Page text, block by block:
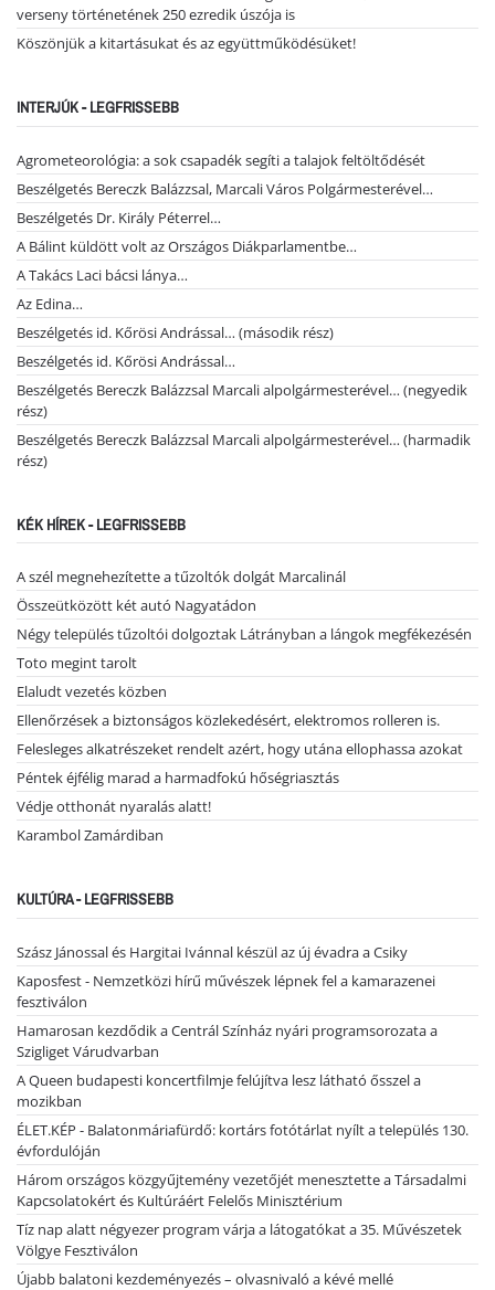
verseny történetének 250 ezredik úszója is
Köszönjük a kitartásukat és az együttműködésüket!
INTERJÚK - LEGFRISSEBB
Agrometeorológia: a sok csapadék segíti a talajok feltöltődését
Beszélgetés Bereczk Balázzsal, Marcali Város Polgármesterével…
Beszélgetés Dr. Király Péterrel…
A Bálint küldött volt az Országos Diákparlamentbe…
A Takács Laci bácsi lánya…
Az Edina…
Beszélgetés id. Kőrösi Andrással… (második rész)
Beszélgetés id. Kőrösi Andrással…
Beszélgetés Bereczk Balázzsal Marcali alpolgármesterével… (negyedik
rész)
Beszélgetés Bereczk Balázzsal Marcali alpolgármesterével… (harmadik
rész)
KÉK HÍREK - LEGFRISSEBB
A szél megnehezítette a tűzoltók dolgát Marcalinál
Összeütközött két autó Nagyatádon
Négy település tűzoltói dolgoztak Látrányban a lángok megfékezésén
Toto megint tarolt
Elaludt vezetés közben
Ellenőrzések a biztonságos közlekedésért, elektromos rolleren is.
Felesleges alkatrészeket rendelt azért, hogy utána ellophassa azokat
Péntek éjfélig marad a harmadfokú hőségriasztás
Védje otthonát nyaralás alatt!
Karambol Zamárdiban
KULTÚRA - LEGFRISSEBB
Szász Jánossal és Hargitai Ivánnal készül az új évadra a Csiky
Kaposfest - Nemzetközi hírű művészek lépnek fel a kamarazenei
fesztiválon
Hamarosan kezdődik a Centrál Színház nyári programsorozata a
Szigliget Várudvarban
A Queen budapesti koncertfilmje felújítva lesz látható ősszel a
mozikban
ÉLET.KÉP - Balatonmáriafürdő: kortárs fotótárlat nyílt a település 130.
évfordulóján
Három országos közgyűjtemény vezetőjét menesztette a Társadalmi
Kapcsolatokért és Kultúráért Felelős Minisztérium
Tíz nap alatt négyezer program várja a látogatókat a 35. Művészetek
Völgye Fesztiválon
Újabb balatoni kezdeményezés – olvasnivaló a kévé mellé